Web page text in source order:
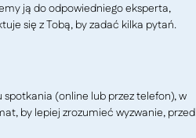
ją do odpowiedniego eksperta,
się z Tobą, by zadać kilka pytań.
(online lub przez telefon), w
by lepiej zrozumieć wyzwanie, przed